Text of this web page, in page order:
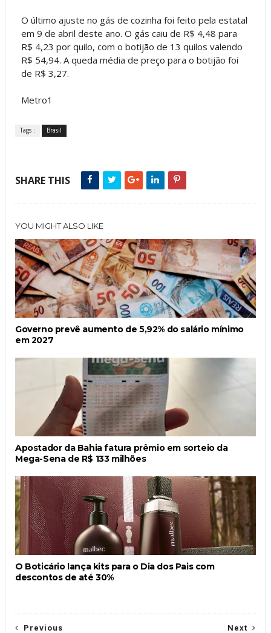
O último ajuste no gás de cozinha foi feito pela estatal
em 9 de abril deste ano. O gás caiu de R$ 4,48 para
R$ 4,23 por quilo, com o botijão de 13 quilos valendo
R$ 54,94. A queda média de preço para o botijão foi
de R$ 3,27.
Metro1
Tags : Brasil
SHARE THIS
YOU MIGHT ALSO LIKE
Governo prevê aumento de 5,92% do salário mínimo
em 2027
Apostador da Bahia fatura prêmio em sorteio da
Mega-Sena de R$ 133 milhões
O Boticário lança kits para o Dia dos Pais com
descontos de até 30%
Next
Previous